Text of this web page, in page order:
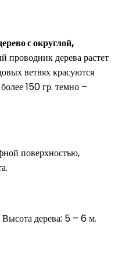
с округлой,
проводник дерева растет
ветвях красуются
150 гр. темно –
поверхностью,
дерева: 5 – 6 м.